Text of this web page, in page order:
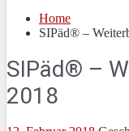
Home
SIPäd® –
SIPäd® –
2018